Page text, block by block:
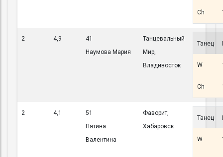
Ch
2 4,9
41
Наумова Мария
Танцевальный
Мир,
Владивосток
Танец
W
Ch
2 4,1
51
Пятина
Валентина
Фаворит,
Хабаровск
Танец
W